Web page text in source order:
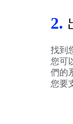
2.
找到
您可
們的
您要